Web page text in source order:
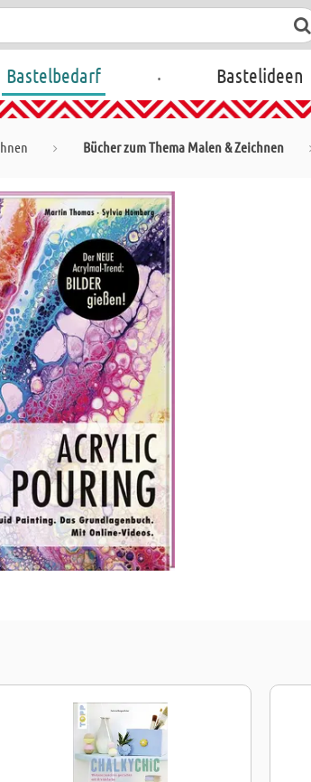
Bastelbedarf . Bastelideen
Bücher zum Thema Malen & Zeichnen